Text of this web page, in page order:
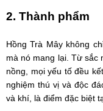
2. Thành phẩm
Hồng Trà Mây không
mà nó mang lại. Từ
nồng, mọi yếu tố đều
nghiệm thú vị và độc
và khí, là điểm đặc biệt